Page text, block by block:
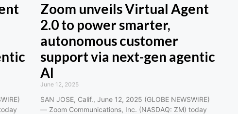
Zoom unveils Virtual Agent
2.0 to power smarter,
autonomous customer
support via next-gen agentic
AI
June 12, 2025
SAN JOSE, Calif., June 12, 2025 (GLOBE NEWSWIRE)
— Zoom Communications, Inc. (NASDAQ: ZM) today